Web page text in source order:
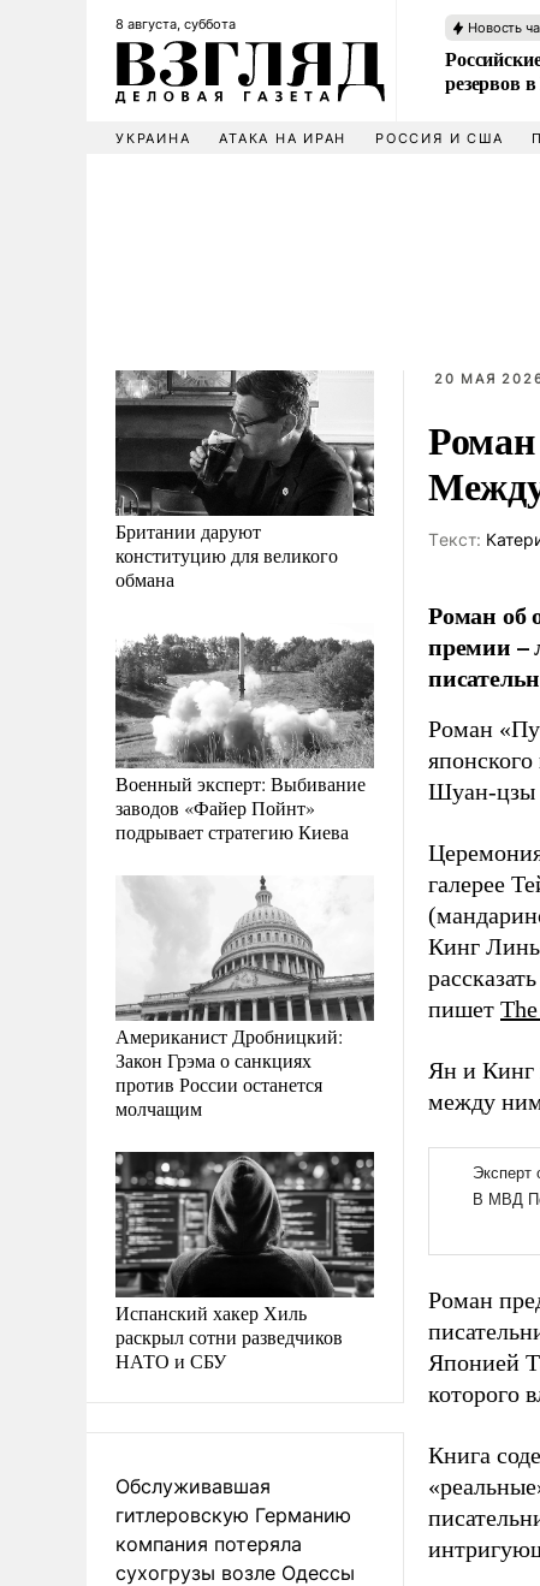
8 августа, суббота Новость
резервов
УКРАИНА АТАКА НА ИРАН РОССИЯ И США
Британии даруют
конституцию для великого
обмана
Военный эксперт: Выбивание
заводов «Файер Пойнт»
подрывает стратегию Киева
Американист Дробницкий:
Закон Грэма о санкциях
против России останется
молчащим
Испанский хакер Хиль
раскрыл сотни разведчиков
НАТО и СБУ
Обслуживавшая
гитлеровскую Германию
компания потеряла
сухогрузы возле Одессы
20 МАЯ
Tекст:
Роман об
премии –
Роман
Шуан-цзы
галерее
Кинг
пишет
Ян и Кинг
между
Роман
Японией
которого
Книга